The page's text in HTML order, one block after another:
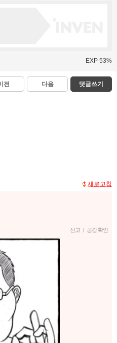
EXP 53%
전 다음 댓글쓰기
새로고침
신고 | 공감 확인